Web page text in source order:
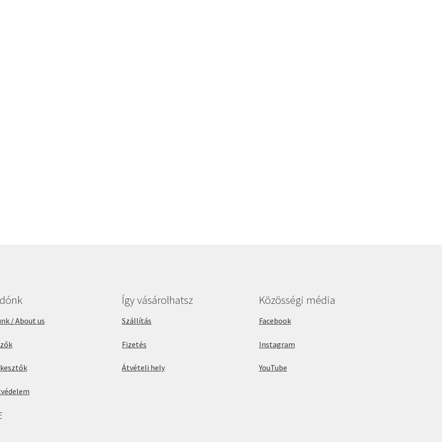
/ About us
Így vásárolhatsz
Szállítás
Fizetés
Átvételi hely
Közösségi média
Facebook
Instagram
YouTube